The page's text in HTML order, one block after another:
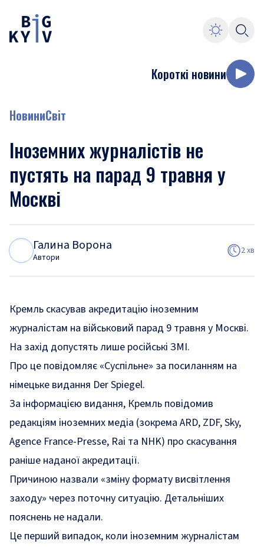
Короткі новини
НовиниСвіт
Іноземних журналістів не
пустять на парад 9 травня у
Москві
Галина Ворона
Автори
2 хв
Кремль скасував акредитацію іноземним
журналістам на військовий парад 9 травня у Москві.
На захід допустять лише російські ЗМІ.
Про це повідомляє «Суспільне» за посиланням на
німецьке видання Der Spiegel.
За інформацією видання, Кремль повідомив
редакціям іноземних медіа (зокрема ARD, ZDF, Sky,
Agence France-Presse, Rai та NHK) про скасування
раніше наданої акредитації.
Причиною назвали «зміну формату висвітлення
заходу» через поточну ситуацію. Детальніших
пояснень не надали.
Це перший випадок, коли іноземним журналістам